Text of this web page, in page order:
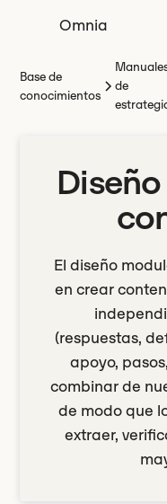
Omnia
Base de
conocimientos
de
El diseño
en crear
(respuestas,
apoyo,
combinar de
de modo que
extraer,